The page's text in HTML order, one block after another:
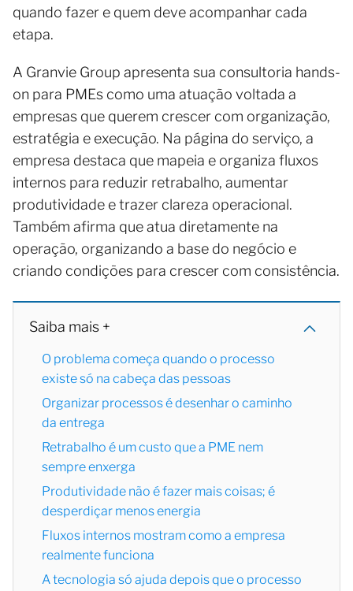
quando fazer e quem deve acompanhar cada
etapa.
A Granvie Group apresenta sua consultoria hands-
on para PMEs como uma atuação voltada a
empresas que querem crescer com organização,
estratégia e execução. Na página do serviço, a
empresa destaca que mapeia e organiza fluxos
internos para reduzir retrabalho, aumentar
produtividade e trazer clareza operacional.
Também afirma que atua diretamente na
operação, organizando a base do negócio e
criando condições para crescer com consistência.
Saiba mais +
O problema começa quando o processo
existe só na cabeça das pessoas
Organizar processos é desenhar o caminho
da entrega
Retrabalho é um custo que a PME nem
sempre enxerga
Produtividade não é fazer mais coisas; é
desperdiçar menos energia
Fluxos internos mostram como a empresa
realmente funciona
A tecnologia só ajuda depois que o processo